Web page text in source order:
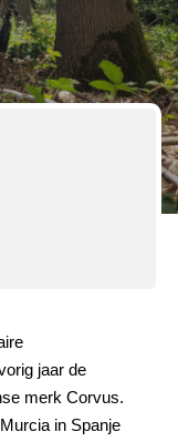
jaar de
merk Corvus.
in Spanje